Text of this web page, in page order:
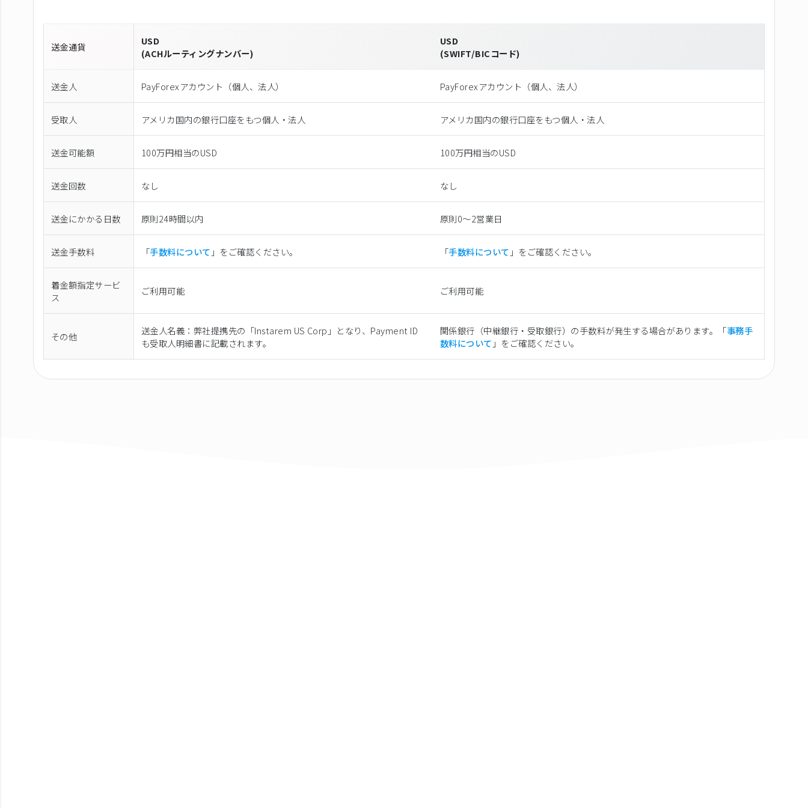
送金通貨
USD
(ACHルーティングナンバー)
USD
(SWIFT/BICコード)
送金人 PayForexアカウント（個⼈、法⼈） PayForexアカウント（個⼈、法⼈）
受取人 アメリカ国内の銀行口座をもつ個人・法人 アメリカ国内の銀行口座をもつ個人・法人
送金可能額 100万円相当のUSD 100万円相当のUSD
送金回数 なし なし
送金にかかる日数 原則24時間以内 原則0〜2営業日
送金手数料 「手数料について 」をご確認ください。 「手数料について 」をご確認ください。
着金額指定サービ
ス
ご利用可能 ご利用可能
その他
送金人名義：弊社提携先の「Instarem US Corp」となり、Payment ID
も受取人明細書に記載されます。
関係銀行（中継銀行・受取銀行）の手数料が発生する場合があります。「事務手
数料について 」をご確認ください。